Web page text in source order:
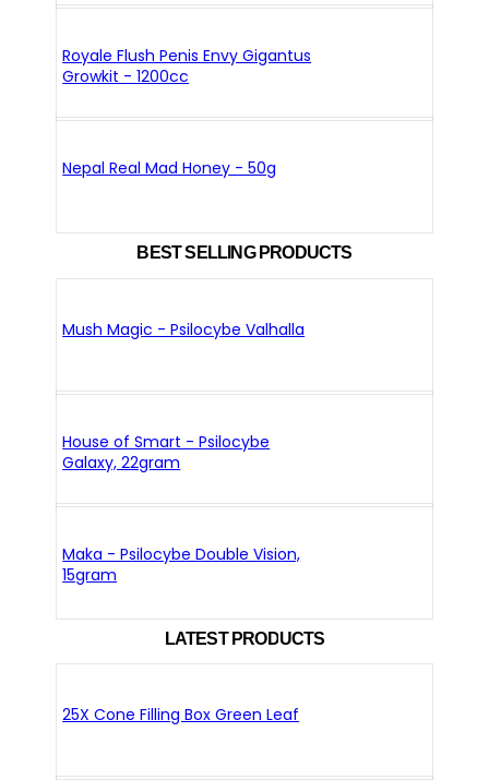
Royale Flush Penis Envy Gigantus
Growkit - 1200cc
Nepal Real Mad Honey - 50g
BEST SELLING PRODUCTS
Mush Magic - Psilocybe Valhalla
House of Smart - Psilocybe
Galaxy, 22gram
Maka - Psilocybe Double Vision,
15gram
LATEST PRODUCTS
25X Cone Filling Box Green Leaf